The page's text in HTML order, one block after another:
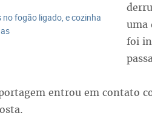
fogão ligado, e cozinha
uma
foi
entrou em contato